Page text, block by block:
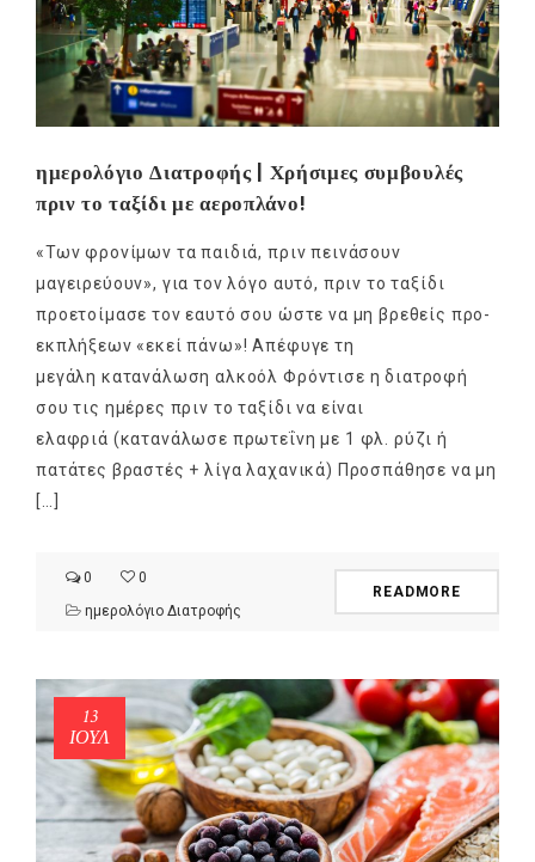
ημερολόγιο Διατροφής | Χρήσιμες συμβουλές
πριν το ταξίδι με αεροπλάνο!
«Των φρονίμων τα παιδιά, πριν πεινάσουν
μαγειρεύουν», για τον λόγο αυτό, πριν το ταξίδι
προετοίμασε τον εαυτό σου ώστε να μη βρεθείς προ-
εκπλήξεων «εκεί πάνω»! Απέφυγε τη
μεγάλη κατανάλωση αλκοόλ Φρόντισε η διατροφή
σου τις ημέρες πριν το ταξίδι να είναι
ελαφριά (κατανάλωσε πρωτεΐνη με 1 φλ. ρύζι ή
πατάτες βραστές + λίγα λαχανικά) Προσπάθησε να μη
[…]
0
0
ημερολόγιο Διατροφής
READMORE
13
ΙΟΎΛ